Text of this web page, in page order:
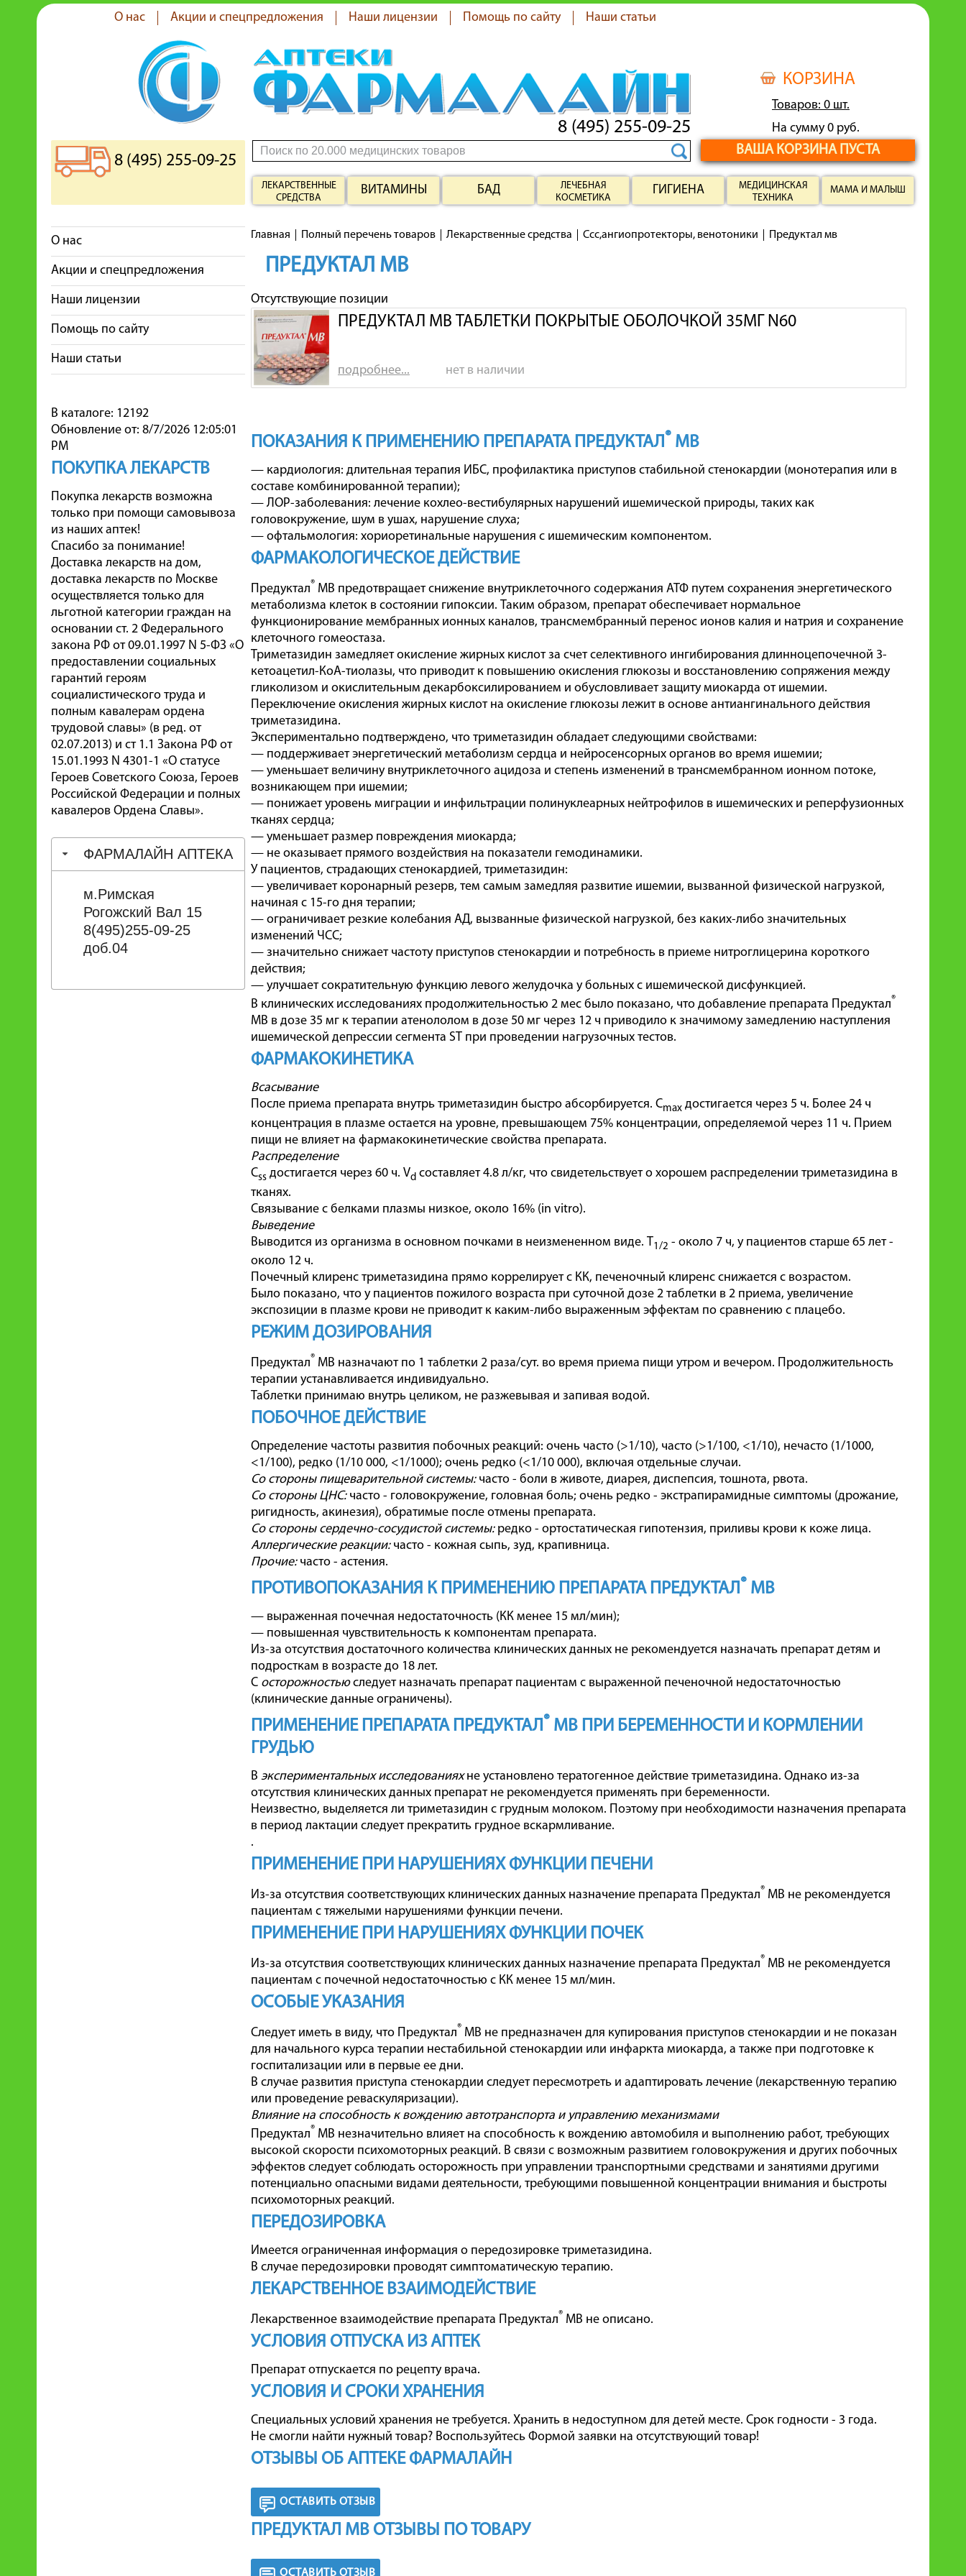
О нас Акции и спецпредложения Наши лицензии Помощь по сайту Наши статьи
КОРЗИНА
Товаров: 0 шт.
На сумму 0 руб.
ВАША КОРЗИНА ПУСТА
8 (495) 255-09-25
8 (495) 255-09-25
ЛЕКАРСТВЕННЫЕ
СРЕДСТВА
ВИТАМИНЫ БАД
ЛЕЧЕБНАЯ
КОСМЕТИКА
ГИГИЕНА
МЕДИЦИНСКАЯ
ТЕХНИКА
МАМА И МАЛЫШ
О нас
Акции и спецпредложения
Наши лицензии
Помощь по сайту
Наши статьи
В каталоге: 12192
Обновление от: 8/7/2026 12:05:01
PM
ПОКУПКА ЛЕКАРСТВ
Покупка лекарств возможна
только при помощи самовывоза
из наших аптек!
Спасибо за понимание!
Доставка лекарств на дом,
доставка лекарств по Москве
осуществляется только для
льготной категории граждан на
основании ст. 2 Федерального
закона РФ от 09.01.1997 N 5-ФЗ «О
предоставлении социальных
гарантий героям
социалистического труда и
полным кавалерам ордена
трудовой славы» (в ред. от
02.07.2013) и ст 1.1 Закона РФ от
15.01.1993 N 4301-1 «О статусе
Героев Советского Союза, Героев
Российской Федерации и полных
кавалеров Ордена Славы».
ФАРМАЛАЙН АПТЕКА
м.Римская
Рогожский Вал 15
8(495)255-09-25
доб.04
Главная Полный перечень товаров Лекарственные средства Ссс,ангиопротекторы, венотоники Предуктал мв
ПРЕДУКТАЛ МВ
Отсутствующие позиции
ПРЕДУКТАЛ МВ ТАБЛЕТКИ ПОКРЫТЫЕ ОБОЛОЧКОЙ 35МГ N60
подробнее... нет в наличии
ПОКАЗАНИЯ К ПРИМЕНЕНИЮ ПРЕПАРАТА ПРЕДУКТАЛ® МВ
— кардиология: длительная терапия ИБС, профилактика приступов стабильной стенокардии (монотерапия или в
составе комбинированной терапии);
— ЛОР-заболевания: лечение кохлео-вестибулярных нарушений ишемической природы, таких как
головокружение, шум в ушах, нарушение слуха;
— офтальмология: хориоретинальные нарушения с ишемическим компонентом.
ФАРМАКОЛОГИЧЕСКОЕ ДЕЙСТВИЕ
Предуктал® МВ предотвращает снижение внутриклеточного содержания АТФ путем сохранения энергетического
метаболизма клеток в состоянии гипоксии. Таким образом, препарат обеспечивает нормальное
функционирование мембранных ионных каналов, трансмембранный перенос ионов калия и натрия и сохранение
клеточного гомеостаза.
Триметазидин замедляет окисление жирных кислот за счет селективного ингибирования длинноцепочечной 3-
кетоацетил-КоА-тиолазы, что приводит к повышению окисления глюкозы и восстановлению сопряжения между
гликолизом и окислительным декарбоксилированием и обусловливает защиту миокарда от ишемии.
Переключение окисления жирных кислот на окисление глюкозы лежит в основе антиангинального действия
триметазидина.
Экспериментально подтверждено, что триметазидин обладает следующими свойствами:
— поддерживает энергетический метаболизм сердца и нейросенсорных органов во время ишемии;
— уменьшает величину внутриклеточного ацидоза и степень изменений в трансмембранном ионном потоке,
возникающем при ишемии;
— понижает уровень миграции и инфильтрации полинуклеарных нейтрофилов в ишемических и реперфузионных
тканях сердца;
— уменьшает размер повреждения миокарда;
— не оказывает прямого воздействия на показатели гемодинамики.
У пациентов, страдающих стенокардией, триметазидин:
— увеличивает коронарный резерв, тем самым замедляя развитие ишемии, вызванной физической нагрузкой,
начиная с 15-го дня терапии;
— ограничивает резкие колебания АД, вызванные физической нагрузкой, без каких-либо значительных
изменений ЧСС;
— значительно снижает частоту приступов стенокардии и потребность в приеме нитроглицерина короткого
действия;
— улучшает сократительную функцию левого желудочка у больных с ишемической дисфункцией.
В клинических исследованиях продолжительностью 2 мес было показано, что добавление препарата Предуктал®
МВ в дозе 35 мг к терапии атенололом в дозе 50 мг через 12 ч приводило к значимому замедлению наступления
ишемической депрессии сегмента ST при проведении нагрузочных тестов.
ФАРМАКОКИНЕТИКА
Всасывание
После приема препарата внутрь триметазидин быстро абсорбируется. Сmax достигается через 5 ч. Более 24 ч
концентрация в плазме остается на уровне, превышающем 75% концентрации, определяемой через 11 ч. Прием
пищи не влияет на фармакокинетические свойства препарата.
Распределение
Сss достигается через 60 ч. Vd составляет 4.8 л/кг, что свидетельствует о хорошем распределении триметазидина в
тканях.
Связывание с белками плазмы низкое, около 16% (in vitro).
Выведение
Выводится из организма в основном почками в неизмененном виде. T1/2 - около 7 ч, у пациентов старше 65 лет -
около 12 ч.
Почечный клиренс триметазидина прямо коррелирует с КК, печеночный клиренс снижается с возрастом.
Было показано, что у пациентов пожилого возраста при суточной дозе 2 таблетки в 2 приема, увеличение
экспозиции в плазме крови не приводит к каким-либо выраженным эффектам по сравнению с плацебо.
РЕЖИМ ДОЗИРОВАНИЯ
Предуктал® МВ назначают по 1 таблетки 2 раза/сут. во время приема пищи утром и вечером. Продолжительность
терапии устанавливается индивидуально.
Таблетки принимаю внутрь целиком, не разжевывая и запивая водой.
ПОБОЧНОЕ ДЕЙСТВИЕ
Определение частоты развития побочных реакций: очень часто (>1/10), часто (>1/100, <1/10), нечасто (1/1000,
<1/100), редко (1/10 000, <1/1000); очень редко (<1/10 000), включая отдельные случаи.
Со стороны пищеварительной системы: часто - боли в животе, диарея, диспепсия, тошнота, рвота.
Со стороны ЦНС:часто - головокружение, головная боль; очень редко - экстрапирамидные симптомы (дрожание,
ригидность, акинезия), обратимые после отмены препарата.
Со стороны сердечно-сосудистой системы:редко - ортостатическая гипотензия, приливы крови к коже лица.
Аллергические реакции:часто - кожная сыпь, зуд, крапивница.
Прочие:часто - астения.
ПРОТИВОПОКАЗАНИЯ К ПРИМЕНЕНИЮ ПРЕПАРАТА ПРЕДУКТАЛ® МВ
— выраженная почечная недостаточность (КК менее 15 мл/мин);
— повышенная чувствительность к компонентам препарата.
Из-за отсутствия достаточного количества клинических данных не рекомендуется назначать препарат детям и
подросткам в возрасте до 18 лет.
С осторожностьюследует назначать препарат пациентам с выраженной печеночной недостаточностью
(клинические данные ограничены).
ПРИМЕНЕНИЕ ПРЕПАРАТА ПРЕДУКТАЛ® МВ ПРИ БЕРЕМЕННОСТИ И КОРМЛЕНИИ
ГРУДЬЮ
В экспериментальных исследованияхне установлено тератогенное действие триметазидина. Однако из-за
отсутствия клинических данных препарат не рекомендуется применять при беременности.
Неизвестно, выделяется ли триметазидин с грудным молоком. Поэтому при необходимости назначения препарата
в период лактации следует прекратить грудное вскармливание.
.
ПРИМЕНЕНИЕ ПРИ НАРУШЕНИЯХ ФУНКЦИИ ПЕЧЕНИ
Из-за отсутствия соответствующих клинических данных назначение препарата Предуктал® МВ не рекомендуется
пациентам с тяжелыми нарушениями функции печени.
ПРИМЕНЕНИЕ ПРИ НАРУШЕНИЯХ ФУНКЦИИ ПОЧЕК
Из-за отсутствия соответствующих клинических данных назначение препарата Предуктал® МВ не рекомендуется
пациентам с почечной недостаточностью с КК менее 15 мл/мин.
ОСОБЫЕ УКАЗАНИЯ
Следует иметь в виду, что Предуктал® МВ не предназначен для купирования приступов стенокардии и не показан
для начального курса терапии нестабильной стенокардии или инфаркта миокарда, а также при подготовке к
госпитализации или в первые ее дни.
В случае развития приступа стенокардии следует пересмотреть и адаптировать лечение (лекарственную терапию
или проведение реваскуляризации).
Влияние на способность к вождению автотранспорта и управлению механизмами
Предуктал® МВ незначительно влияет на способность к вождению автомобиля и выполнению работ, требующих
высокой скорости психомоторных реакций. В связи с возможным развитием головокружения и других побочных
эффектов следует соблюдать осторожность при управлении транспортными средствами и занятиями другими
потенциально опасными видами деятельности, требующими повышенной концентрации внимания и быстроты
психомоторных реакций.
ПЕРЕДОЗИРОВКА
Имеется ограниченная информация о передозировке триметазидина.
В случае передозировки проводят симптоматическую терапию.
ЛЕКАРСТВЕННОЕ ВЗАИМОДЕЙСТВИЕ
Лекарственное взаимодействие препарата Предуктал® МВ не описано.
УСЛОВИЯ ОТПУСКА ИЗ АПТЕК
Препарат отпускается по рецепту врача.
УСЛОВИЯ И СРОКИ ХРАНЕНИЯ
Специальных условий хранения не требуется. Хранить в недоступном для детей месте. Срок годности - 3 года.
Не смогли найти нужный товар? Воспользуйтесь Формой заявки на отсутствующий товар!
ОТЗЫВЫ ОБ АПТЕКЕ ФАРМАЛАЙН
ОСТАВИТЬ ОТЗЫВ
ПРЕДУКТАЛ МВ ОТЗЫВЫ ПО ТОВАРУ
ОСТАВИТЬ ОТЗЫВ